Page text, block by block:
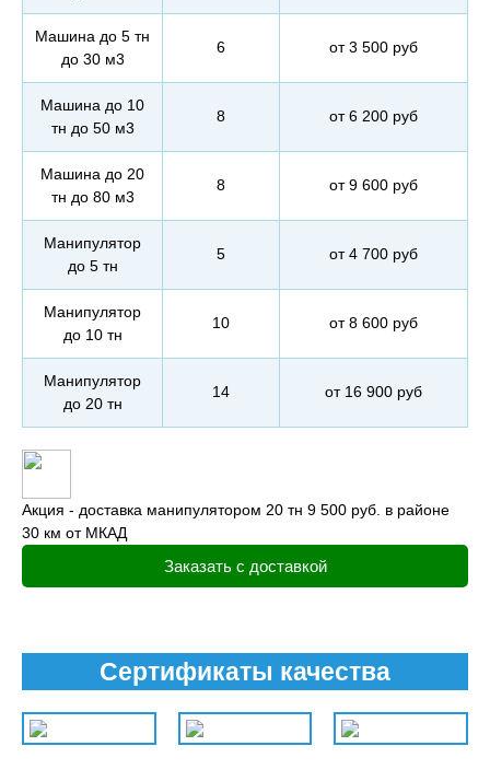
Машина до 5 тн
до 30 м3
6 от 3 500 руб
Машина до 10
тн до 50 м3
8 от 6 200 руб
Машина до 20
тн до 80 м3
8 от 9 600 руб
Манипулятор
до 5 тн
5 от 4 700 руб
Манипулятор
до 10 тн
10 от 8 600 руб
Манипулятор
до 20 тн
14 от 16 900 руб
Акция - доставка манипулятором 20 тн 9 500 руб. в районе
30 км от МКАД
Заказать с доставкой
Сертификаты качества